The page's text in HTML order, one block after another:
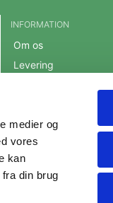
medier og
vores
kan
din brug
INFORMATION
Om os
Levering
Persondatapolitik
Fortrydelsesret